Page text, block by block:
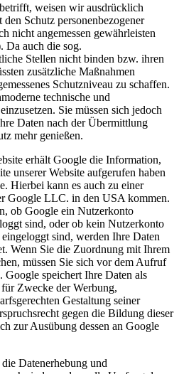
weisen wir ausdrücklich
Schutz personenbezogener
nicht angemessen gewährleisten
Da auch die sog.
Stellen nicht binden bzw. ihren
zusätzliche Maßnahmen
Schutzniveau zu schaffen.
technische und
Sie müssen sich jedoch
Daten nach der Übermittlung
mehr genießen.
erhält Google die Information,
unserer Website aufgerufen haben
Hierbei kann es auch zu einer
Google LLC. in den USA kommen.
ob Google ein Nutzerkonto
sind, oder ob kein Nutzerkonto
sind, werden Ihre Daten
Wenn Sie die Zuordnung mit Ihrem
müssen Sie sich vor dem Aufruf
speichert Ihre Daten als
Zwecke der Werbung,
Gestaltung seiner
gegen die Bildung dieser
zur Ausübung dessen an Google
Datenerhebung und